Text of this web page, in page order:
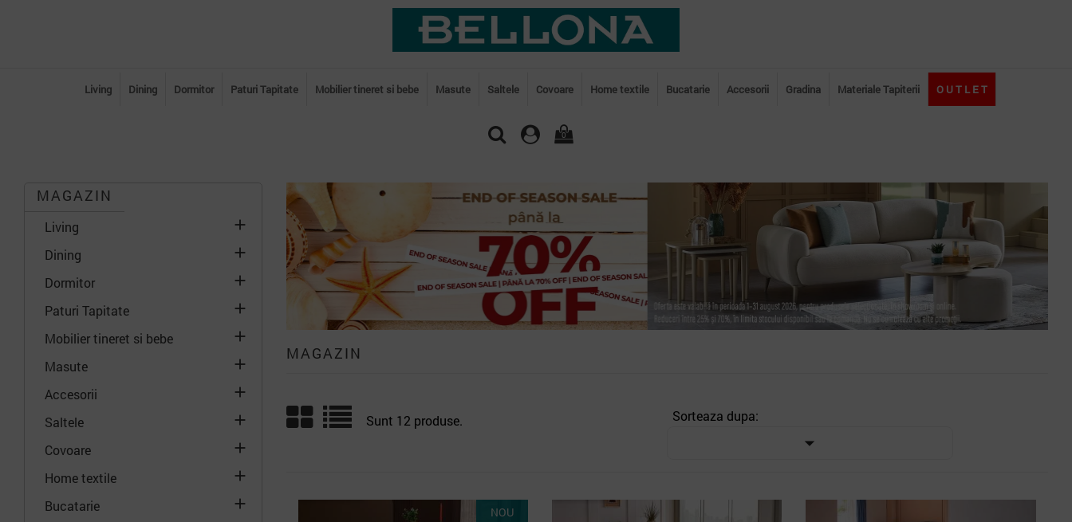
Living Dining Dormitor Paturi Tapitate Mobilier tineret si bebe Masute Saltele Covoare Home textile Bucatarie Accesorii Gradina Materiale Tapiterii O U T L E T
0
MAGAZIN
Living 
Dining 
Dormitor 
Paturi Tapitate 
Mobilier tineret si bebe 
Masute 
Accesorii 
Saltele 
Covoare 
Home textile 
Bucatarie 
MAGAZIN
Sunt 12 produse. Sorteaza dupa:

NOU